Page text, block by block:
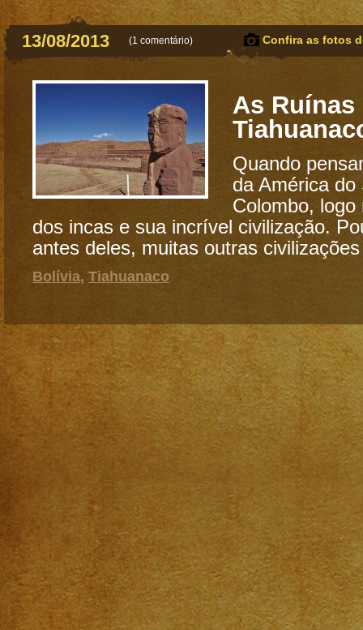
13/08/2013 (1 comentário) Confira as fotos
As Ruínas
Quando
da América do
Colombo,
dos incas e sua incrível civilização.
antes deles, muitas outras
Bolívia, Tiahuanaco